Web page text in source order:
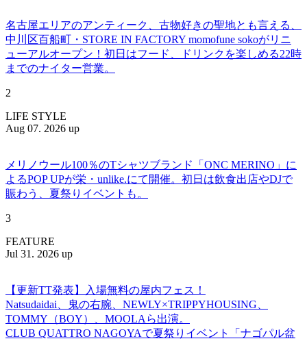
名古屋エリアのアンティーク、古物好きの聖地とも言える、
中川区百船町・STORE IN FACTORY momofune sokoがリニ
ューアルオープン！初日はフード、ドリンクを楽しめる22時
までのナイター営業。
2
LIFE STYLE
Aug 07. 2026 up
メリノウール100％のTシャツブランド「ONC MERINO」に
よるPOP UPが栄・unlike.にて開催。初日は飲食出店やDJで
賑わう、夏祭りイベントも。
3
FEATURE
Jul 31. 2026 up
【更新TT発表】入場無料の屋内フェス！
Natsudaidai、鬼の右腕、NEWLY×TRIPPYHOUSING、
TOMMY（BOY）、MOOLAら出演。
CLUB QUATTRO NAGOYAで夏祭りイベント「ナゴパル盆